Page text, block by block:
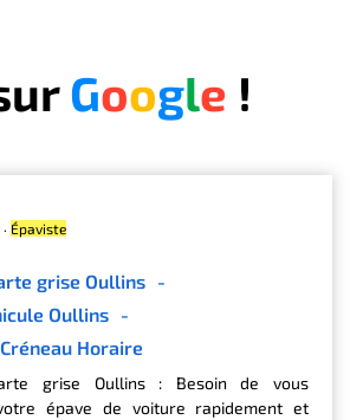
Google !
· Épaviste
grise Oullins -
Oullins -
Horaire
grise Oullins : Besoin de vous
épave de voiture rapidement et